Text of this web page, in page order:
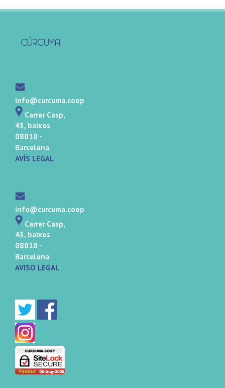
info@curcuma.coop
Carrer Casp,
43, baixos
08010 -
Barcelona
AVÍS LEGAL
info@curcuma.coop
Carrer Casp,
43, baixos
08010 -
Barcelona
AVISO LEGAL